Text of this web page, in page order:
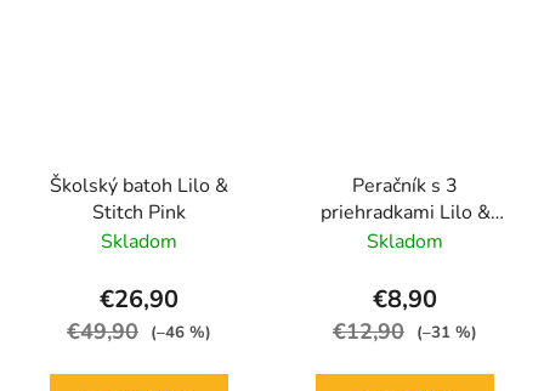
Školský batoh Lilo &
Stitch Pink
Skladom
€26,90
€49,90 (–46 %)
Peračník s 3
priehradkami Lilo &
Stitch Angel
Skladom
€8,90
€12,90 (–31 %)